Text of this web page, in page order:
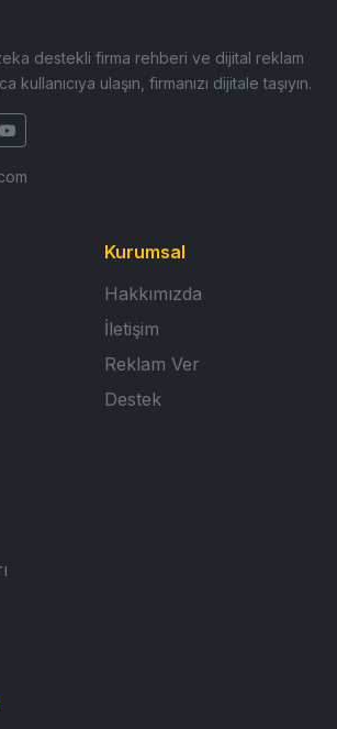
destekli firma rehberi ve dijital reklam
kullanıcıya ulaşın, firmanızı dijitale taşıyın.
Kurumsal
Hakkımızda
İletişim
Reklam Ver
Destek